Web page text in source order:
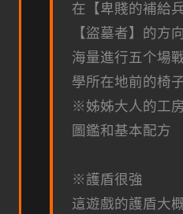
在【卑賤的補給
【盜墓者】的方
海量進行五个場
學所在地前的椅
※姊姊大人的工
圖鑑和基本配方
※護盾很強
這遊戲的護盾大